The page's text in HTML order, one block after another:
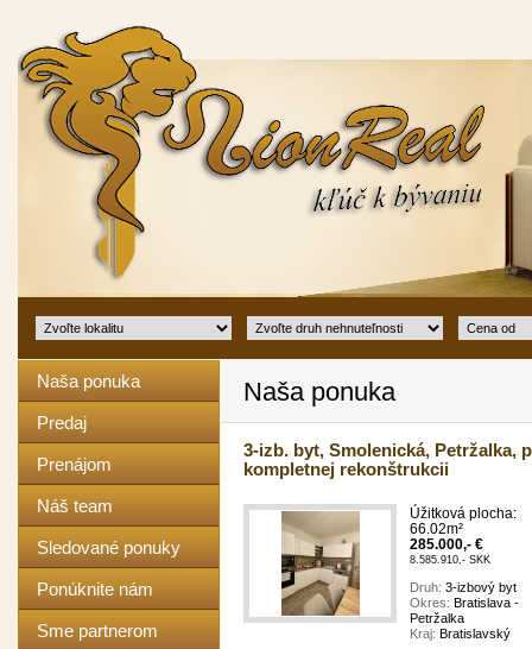
Naša ponuka
3-izb. byt, Smolenická, Petržalka,
kompletnej rekonštrukcii
Úžitková plocha:
66.02m²
285.000,- €
8.585.910,- SKK
Druh: 3-izbový byt
Okres: Bratislava -
Petržalka
Kraj: Bratislavský
Naša ponuka
Predaj
Prenájom
Náš team
Sledované ponuky
Ponúknite nám
Sme partnerom